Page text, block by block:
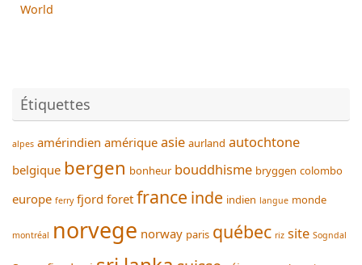
World
Étiquettes
alpes amérindien amérique asie aurland autochtone
belgique bergen bonheur bouddhisme bryggen colombo
europe ferry fjord foret france inde indien langue monde
montréal norvege norway paris québec riz site Sogndal